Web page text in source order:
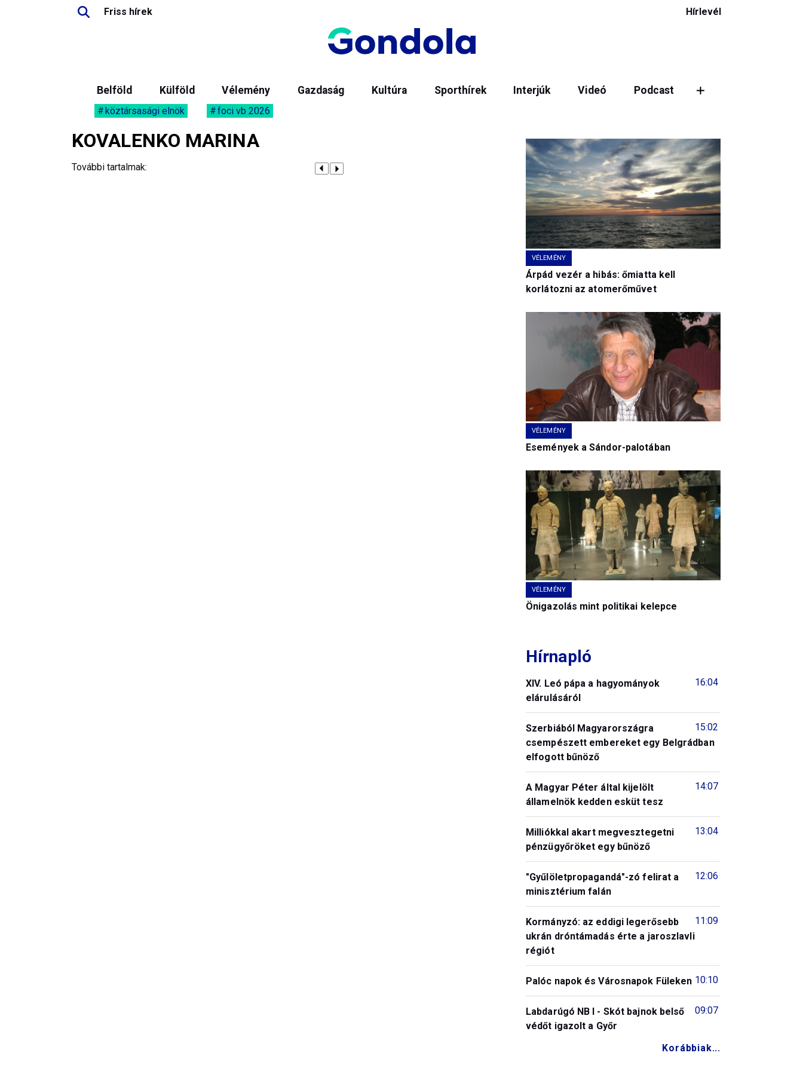
Friss hírek Hírlevél
Belföld Külföld Vélemény Gazdaság Kultúra Sporthírek Interjúk Videó Podcast
köztársasági elnök foci vb 2026
KOVALENKO MARINA
További tartalmak:
VÉLEMÉNY
Árpád vezér a hibás: őmiatta kell
korlátozni az atomerőművet
VÉLEMÉNY
Események a Sándor-palotában
VÉLEMÉNY
Önigazolás mint politikai kelepce
Hírnapló
16:04
XIV. Leó pápa a hagyományok
elárulásáról
15:02
Szerbiából Magyarországra
csempészett embereket egy Belgrádban
elfogott bűnöző
14:07
A Magyar Péter által kijelölt
államelnök kedden esküt tesz
13:04
Milliókkal akart megvesztegetni
pénzügyőröket egy bűnöző
12:06
"Gyűlöletpropagandá"-zó felirat a
minisztérium falán
11:09
Kormányzó: az eddigi legerősebb
ukrán dróntámadás érte a jaroszlavli
régiót
10:10
Palóc napok és Városnapok Füleken
09:07
Labdarúgó NB I - Skót bajnok belső
védőt igazolt a Győr
Korábbiak...